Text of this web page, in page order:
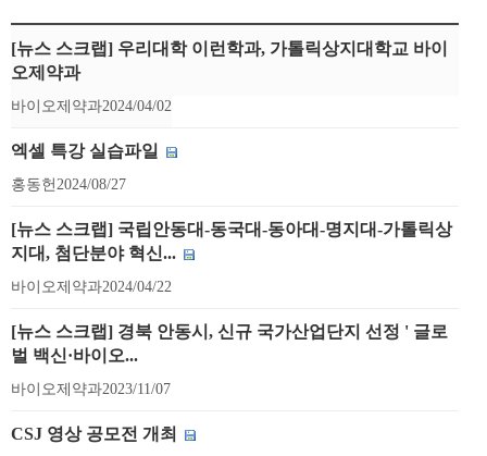
[뉴스 스크랩] 우리대학 이런학과, 가톨릭상지대학교 바이
오제약과
바이오제약과2024/04/02
엑셀 특강 실습파일
홍동헌 2024/08/27
[뉴스 스크랩] 국립안동대-동국대-동아대-명지대-가톨릭상
지대, 첨단분야 혁신...
바이오제약과2024/04/22
[뉴스 스크랩] 경북 안동시, 신규 국가산업단지 선정 ' 글로
벌 백신·바이오...
바이오제약과2023/11/07
CSJ 영상 공모전 개최